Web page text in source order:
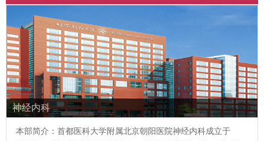
神经内科
本部简介：首都医科大学附属北京朝阳医院神经内科成立于